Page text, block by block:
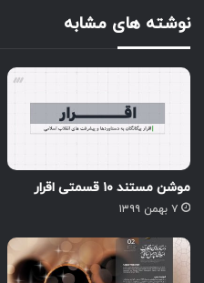
نوشته های مشابه
موشن مستند ۱۰ قسمتی اقرار
۷ بهمن ۱۳۹۹